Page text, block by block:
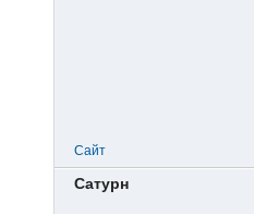
Сайт
Сатурн